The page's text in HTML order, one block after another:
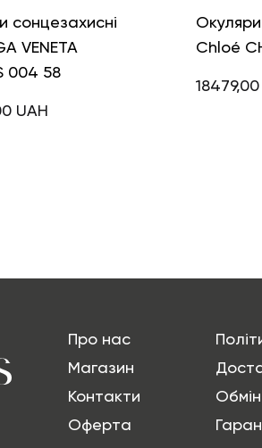
сонцезахисні
VENETA
004 58
UAH
Chloé
18479,00
Про нас
Магазин
Контакти
Оферта